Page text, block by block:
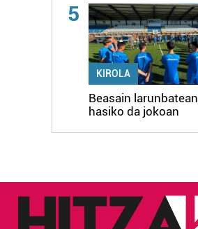
5
KIROLA
Beasain larunbatean
hasiko da jokoan